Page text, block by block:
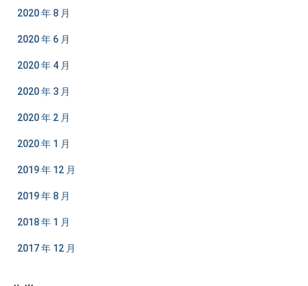
2020 年 8 月
2020 年 6 月
2020 年 4 月
2020 年 3 月
2020 年 2 月
2020 年 1 月
2019 年 12 月
2019 年 8 月
2018 年 1 月
2017 年 12 月